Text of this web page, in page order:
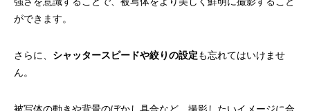
ができます。
さらに、 シャッタースピードや絞りの設定 も忘れてはいけませ
ん。